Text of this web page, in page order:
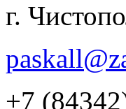
г.
+7